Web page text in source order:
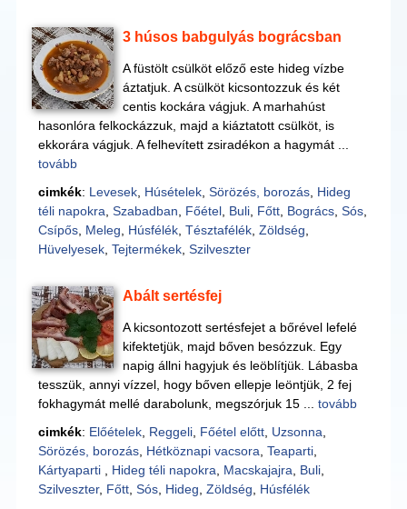
3 húsos babgulyás bográcsban
A füstölt csülköt előző este hideg vízbe
áztatjuk. A csülköt kicsontozzuk és két
centis kockára vágjuk. A marhahúst
hasonlóra felkockázzuk, majd a kiáztatott csülköt, is
ekkorára vágjuk. A felhevített zsiradékon a hagymát ...
tovább
cimkék: Levesek, Húsételek, Sörözés, borozás, Hideg
téli napokra Szabadban Főétel, Buli, Főtt, Bogrács, Sós,
Csípős, Meleg Húsfélék, Tésztafélék, Zöldség
Hüvelyesek, Tejtermékek, Szilveszter
Abált sertésfej
A kicsontozott sertésfejet a bőrével lefelé
kifektetjük, majd bőven besózzuk. Egy
napig állni hagyjuk és leöblítjük. Lábasba
tesszük, annyi vízzel, hogy bőven ellepje leöntjük, 2 fej
fokhagymát mellé darabolunk, megszórjuk 15 ... tovább
cimkék: Előételek, Reggeli, Főétel előtt, Uzsonna
Sörözés, borozás, Hétköznapi vacsora Teaparti,
Kártyaparti
Hideg téli napokra Macskajajra Buli,
Szilveszter, Főtt, Sós, Hideg Zöldség Húsfélék